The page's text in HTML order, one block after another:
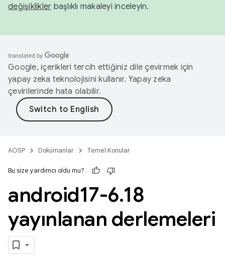
değişiklikler başlıklı makaleyi inceleyin.
Google, içerikleri tercih ettiğiniz dile çevirmek için
yapay zeka teknolojisini kullanır. Yapay zeka
çevirilerinde hata olabilir.
AOSP Dokümanlar Temel Konular
Bu size yardımcı oldu mu?
android17-6.18
yayınlanan derlemeleri